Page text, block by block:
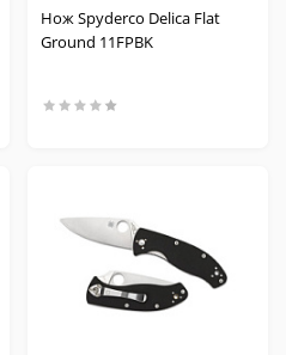
Нож Spyderco Delica Flat
Ground 11FPBK